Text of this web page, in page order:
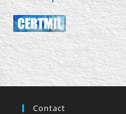
Contact